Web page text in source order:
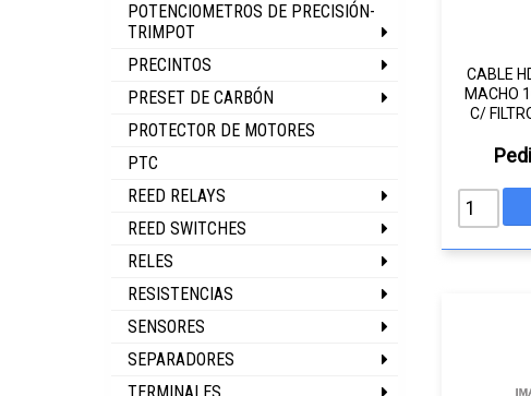
POTENCIOMETROS DE PRECISIÓN-
TRIMPOT
PRECINTOS
PRESET DE CARBÓN
PROTECTOR DE MOTORES
PTC
REED RELAYS
REED SWITCHES
RELES
RESISTENCIAS
SENSORES
SEPARADORES
CABLE
MACHO
C/